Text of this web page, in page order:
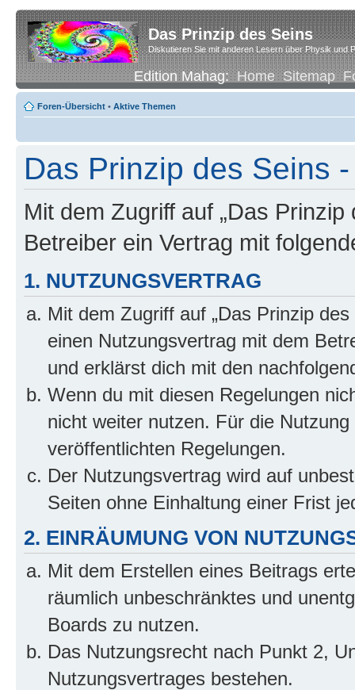
Das Prinzip des Seins
Diskutieren Sie mit anderen Lesern über Physik und
Edition Mahag:Home Sitemap
Foren-Übersicht • Aktive Themen
Das Prinzip des Seins
Mit dem Zugriff auf „Das
Betreiber ein Vertrag mit
1. NUTZUNGSVERTRAG
Mit dem Zugriff auf „Das Prinzip
einen Nutzungsvertrag mit dem
und erklärst dich mit den
Wenn du mit diesen Regelungen
nicht weiter nutzen. Für die
veröffentlichten Regelungen.
Der Nutzungsvertrag wird auf
Seiten ohne Einhaltung einer Frist
2. EINRÄUMUNG VON
Mit dem Erstellen eines Beitrags
räumlich unbeschränktes und
Boards zu nutzen.
Das Nutzungsrecht nach Punkt 2,
Nutzungsvertrages bestehen.